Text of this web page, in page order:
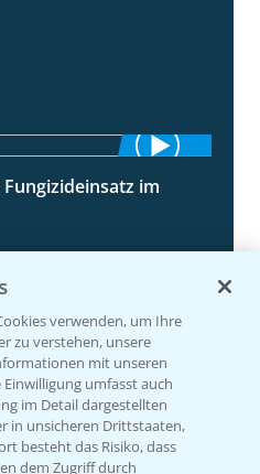
1:23
im
verwenden, um Ihre
zu verstehen, unsere
mit unseren
umfasst auch
im Detail dargestellten
in unsicheren Drittstaaten,
besteht das Risiko, dass
dem Zugriff durch